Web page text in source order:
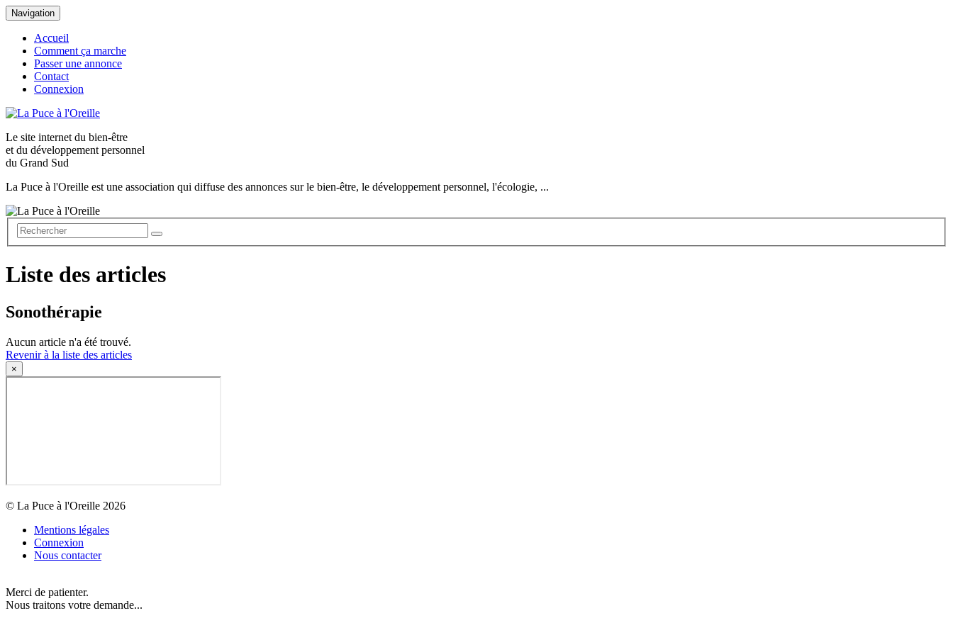
Navigation
Accueil
Comment ça marche
Passer une annonce
Contact
Connexion
Le site internet du bien-être
et du développement personnel
du Grand Sud
La Puce à l'Oreille est une association qui diffuse des annonces sur le bien-être, le développement personnel, l'écologie, ...
Liste des articles
Sonothérapie
Aucun article n'a été trouvé.
Revenir à la liste des articles
×
© La Puce à l'Oreille 2026
Mentions légales
Connexion
Nous contacter
Merci de patienter.
Nous traitons votre demande...